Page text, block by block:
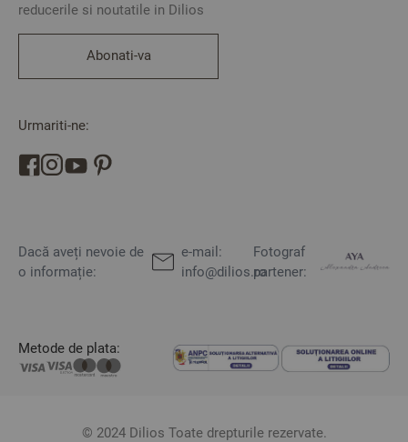
reducerile si noutatile in Dilios
Abonati-va
Urmariti-ne:
Dacă aveți nevoie de
o informație:
e-mail:
info@dilios.ro
Fotograf
partener:
Metode de plata:
© 2024 Dilios Toate drepturile rezervate.